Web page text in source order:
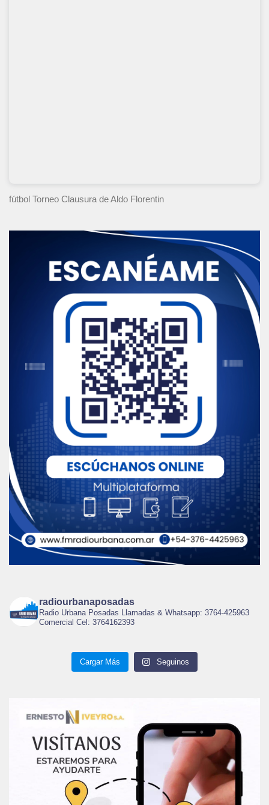
fútbol Torneo Clausura de Aldo Florentin
radiourbanaposadas
Radio Urbana Posadas Llamadas & Whatsapp: 3764-425963
Comercial Cel: 3764162393
Cargar Más Seguinos